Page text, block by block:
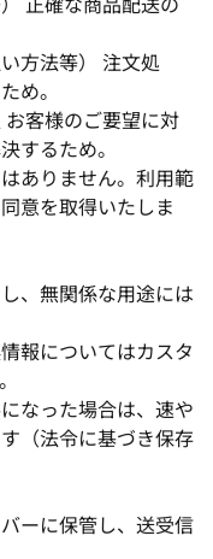
方法等） 注文処
め。
客様のご要望に対
するため。
ありません。利用範
意を取得いたしま
、無関係な用途には
報についてはカスタ
なった場合は、速や
（法令に基づき保存
ーに保管し、送受信